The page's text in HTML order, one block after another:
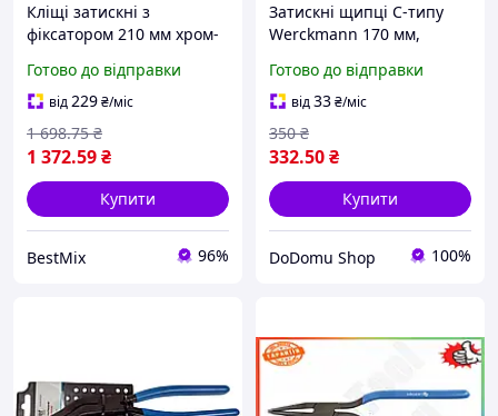
Кліщі затискні з
фіксатором 210 мм хром-
Готово до відправки
від229₴/міс
1 372.59₴
1 698.75 ₴
Купити
BestMix 96%
Затискні щипці C-типу
Werckmann 170 мм,
затиск до 35 мм
Готово до відправки
від33₴/міс
332.50₴
350 ₴
Купити
DoDomu Shop 100%